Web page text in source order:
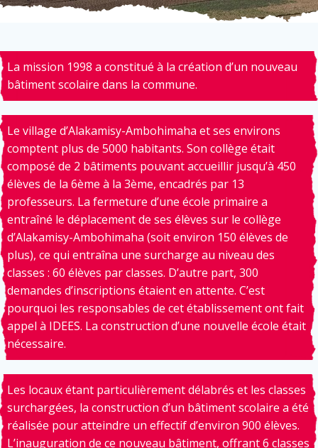
La mission 1998 a constitué à la création d’un nouveau
bâtiment scolaire dans la commune.
Le village d’Alakamisy-Ambohimaha et ses environs
comptent plus de 5000 habitants. Son collège était
composé de 2 bâtiments pouvant accueillir jusqu’à 450
élèves de la 6ème à la 3ème, encadrés par 13
professeurs. La fermeture d’une école primaire a
entraîné le déplacement de ses élèves sur le collège
d’Alakamisy-Ambohimaha (soit environ 150 élèves de
plus), ce qui entraîna une surcharge au niveau des
classes : 60 élèves par classes. D’autre part, 300
demandes d’inscriptions étaient en attente. C’est
pourquoi les responsables de cet établissement ont fait
appel à IDEES. La construction d’une nouvelle école était
nécessaire.
Les locaux étant particulièrement délabrés et les classes
surchargées, la construction d’un bâtiment scolaire a été
réalisée pour atteindre un effectif d’environ 900 élèves.
L’inauguration de ce nouveau bâtiment, offrant 6 classes